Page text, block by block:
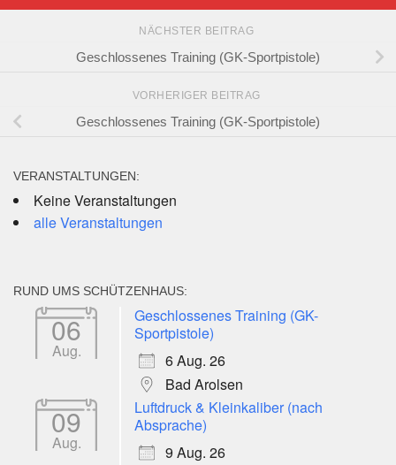
NÄCHSTER BEITRAG
Geschlossenes Training (GK-Sportpistole)
VORHERIGER BEITRAG
Geschlossenes Training (GK-Sportpistole)
VERANSTALTUNGEN:
Keine Veranstaltungen
alle Veranstaltungen
RUND UMS SCHÜTZENHAUS:
06
Aug.
Geschlossenes Training (GK-
Sportpistole)
6 Aug. 26
Bad Arolsen
09
Aug.
Luftdruck & Kleinkaliber (nach
Absprache)
9 Aug. 26